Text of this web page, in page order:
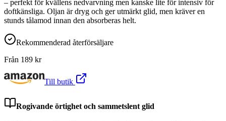
– perfekt för kvällens nedvarvning men kanske lite för intensiv för
doftkänsliga. Oljan är dryg och ger utmärkt glid, men kräver en
stunds tålamod innan den absorberas helt.
Rekommenderad återförsäljare
Från 189 kr
Till butik
Rogivande örtighet och sammetslent glid